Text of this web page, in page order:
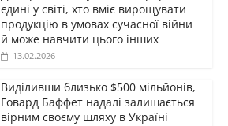
єдині у світі, хто вміє вирощувати
продукцію в умовах сучасної війни
й може навчити цього інших
13.02.2026
Виділивши близько $500 мільйонів,
Говард Баффет надалі залишається
вірним своєму шляху в Україні